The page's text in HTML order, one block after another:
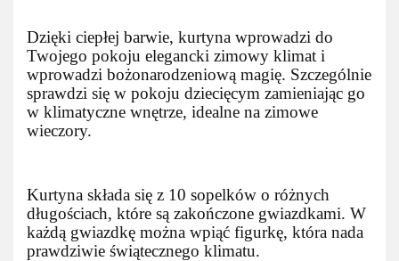
Dzięki ciepłej barwie, kurtyna wprowadzi do
Twojego pokoju elegancki zimowy klimat i
wprowadzi bożonarodzeniową magię. Szczególnie
sprawdzi się w pokoju dziecięcym zamieniając go
w klimatyczne wnętrze, idealne na zimowe
wieczory.
Kurtyna składa się z 10 sopelków o różnych
długościach, które są zakończone gwiazdkami. W
każdą gwiazdkę można wpiąć figurkę, która nada
prawdziwie świątecznego klimatu.